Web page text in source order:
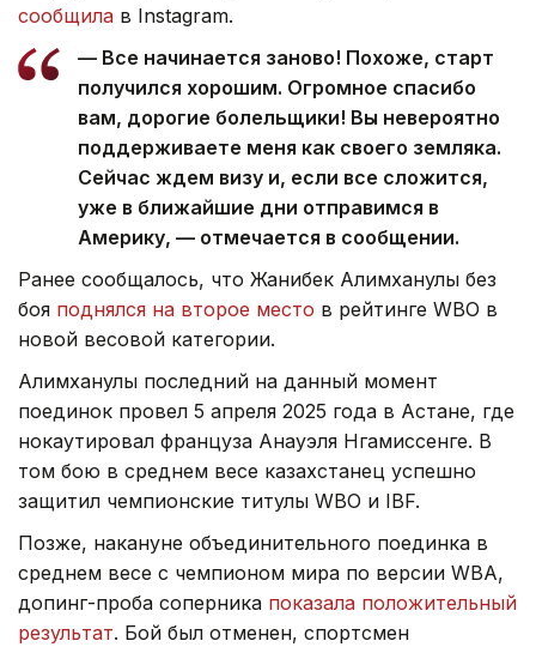
сообщила в Instagram.
— Все начинается заново! Похоже, старт
получился хорошим. Огромное спасибо
вам, дорогие болельщики! Вы невероятно
поддерживаете меня как своего земляка.
Сейчас ждем визу и, если все сложится,
уже в ближайшие дни отправимся в
Америку, — отмечается в сообщении.
Ранее сообщалось, что Жанибек Алимханулы без
боя поднялся на второе место в рейтинге WBO в
новой весовой категории.
Алимханулы последний на данный момент
поединок провел 5 апреля 2025 года в Астане, где
нокаутировал француза Анауэля Нгамиссенге. В
том бою в среднем весе казахстанец успешно
защитил чемпионские титулы WBO и IBF.
Позже, накануне объединительного поединка в
среднем весе с чемпионом мира по версии WBA,
допинг-проба соперника показала положительный
результат. Бой был отменен, спортсмен